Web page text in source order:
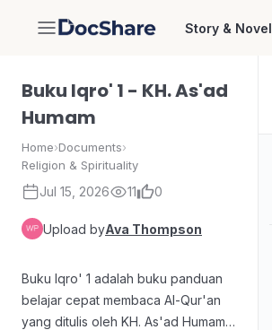
DocShare Story & Novel
Buku Iqro' 1 - KH. As'ad
Humam
Home›Documents›
Religion & Spirituality
Jul 15, 2026 11 0
Upload byAva Thompson
Buku Iqro' 1 adalah buku panduan
belajar cepat membaca Al-Qur'an
yang ditulis oleh KH. As'ad Humam